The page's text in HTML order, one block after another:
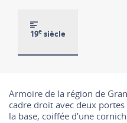
19e siècle
Armoire de la région de
cadre droit avec deux
la base, coiffée d'une